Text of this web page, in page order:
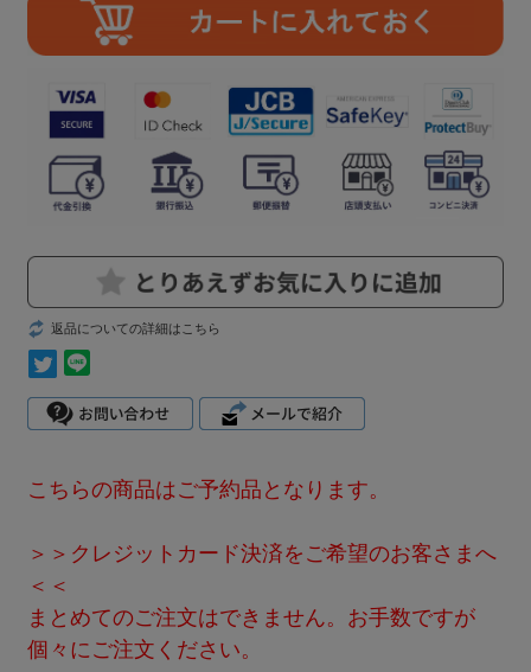
返品についての詳細はこちら
こちらの商品はご予約品となります。
＞＞クレジットカード決済をご希望のお客さまへ
＜＜
まとめてのご注文はできません。お手数ですが
個々にご注文ください。